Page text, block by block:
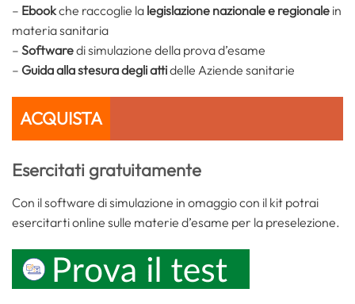
– Ebookche raccoglie la legislazione nazionale e regionale in
materia sanitaria
– Softwaredi simulazione della prova d’esame
– Guida alla stesura degli attidelle Aziende sanitarie
ACQUISTA
Esercitati gratuitamente
Con il software di simulazione in omaggio con il kit potrai
esercitarti online sulle materie d’esame per la preselezione.